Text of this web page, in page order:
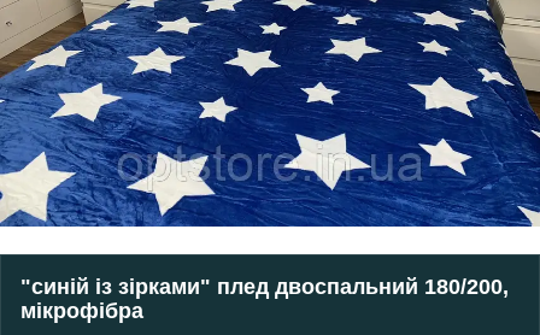
"синій із зірками" плед двоспальний 180/200,
мікрофібра